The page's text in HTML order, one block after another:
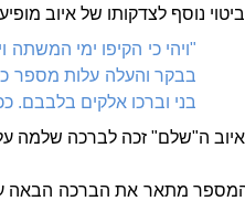
נוסף לצדקותו של איוב
"ויהי כי הקיפו ימי המשתה
בבקר והעלה עלות מספר
בני וברכו אלקים בלבבם.
ה"שלם" זכה לברכה שלמה
מתאר את הברכה הבאה